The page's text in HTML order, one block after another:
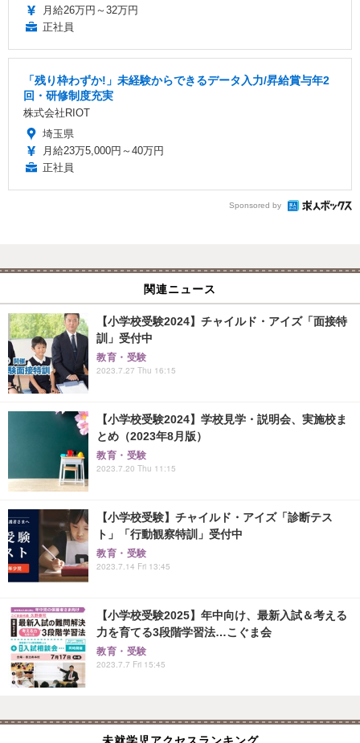
月給26万円～32万円
正社員
「残り枠わずか!」未経験からできるデータ入力/昇給賞与年2
回・研修制度充実
株式会社RIOT
埼玉県
月給23万5,000円～40万円
正社員
Sponsored by
関連ニュース
【小学校受験2024】チャイルド・アイズ「面接特
訓」受付中
教育・受験
2023.7.27 Thu 16:15
【小学校受験2024】学校見学・説明会、実施校ま
とめ（2023年8月版）
教育・受験
2023.7.20 Thu 11:15
【小学校受験】チャイルド・アイズ「診断テス
ト」「行動観察特訓」受付中
教育・受験
2023.7.14 Fri 13:45
【小学校受験2025】年中向け、最新入試＆考える
力を育てる3段階学習法…こぐま会
教育・受験
2023.7.7 Fri 15:45
未就学児アクセスランキング